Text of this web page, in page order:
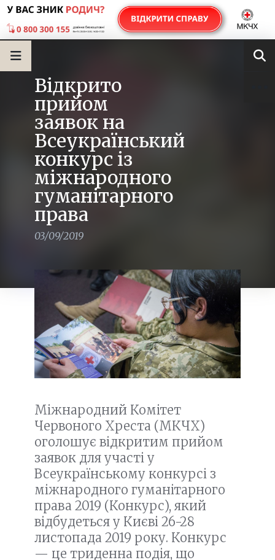
Відкрито
прийом
заявок на
Всеукраїнський
конкурс із
міжнародного
гуманітарного
права
03/09/2019
Міжнародний Комітет
Червоного Хреста (МКЧХ)
оголошує відкритим прийом
заявок для участі у
Всеукраїнському конкурсі з
міжнародного гуманітарного
права 2019 (Конкурс), який
відбудеться у Києві 26-28
листопада 2019 року. Конкурс
— це триденна подія, що